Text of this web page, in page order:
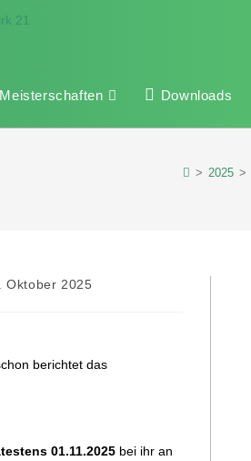
Meisterschaften Downloads
> 2025 >
Oktober 2025
berichtet das
01.11.2025 bei ihr an